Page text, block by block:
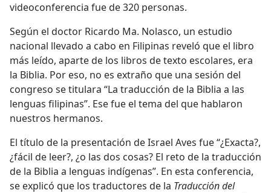
videoconferencia fue de 320 personas.
Según el doctor Ricardo Ma. Nolasco, un estudio
nacional llevado a cabo en Filipinas reveló que el libro
más leído, aparte de los libros de texto escolares, era
la Biblia. Por eso, no es extraño que una sesión del
congreso se titulara “La traducción de la Biblia a las
lenguas filipinas”. Ese fue el tema del que hablaron
nuestros hermanos.
El título de la presentación de Israel Aves fue “¿Exacta?,
¿fácil de leer?, ¿o las dos cosas? El reto de la traducción
de la Biblia a lenguas indígenas”. En esta conferencia,
se explicó que los traductores de la Traducción del